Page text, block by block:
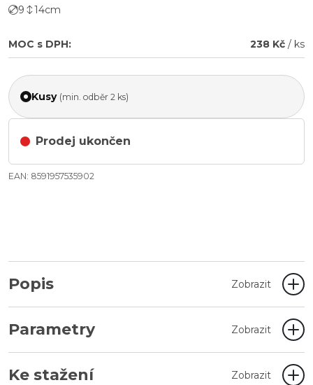
9 14cm
MOC s DPH: 238 Kč / ks
Kusy (min. odběr 2 ks)
Prodej ukončen
EAN: 8591957535902
Popis Zobrazit
Parametry Zobrazit
Ke stažení Zobrazit